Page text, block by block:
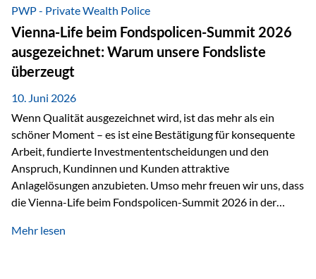
Leitfähigkeit aller Metalle. Diese Eigenschaft macht es für
zahlreiche Zukunftstechnologien praktisch unverzichtbar.
Silber findet sich unter anderem in: Solarmodulen
Elektrofahrzeugen Halbleitern Smartphones und Tablets…
PWP - Private Wealth Police
Vienna-Life beim Fondspolicen-Summit 2026
ausgezeichnet: Warum unsere Fondsliste
überzeugt
10. Juni 2026
Wenn Qualität ausgezeichnet wird, ist das mehr als ein
schöner Moment – es ist eine Bestätigung für konsequente
Arbeit, fundierte Investmententscheidungen und den
Anspruch, Kundinnen und Kunden attraktive
Anlagelösungen anzubieten. Umso mehr freuen wir uns, dass
die Vienna-Life beim Fondspolicen-Summit 2026 in der
dieser Ehrung ist der renommierte Fondspolicenreport der
Mehr lesen